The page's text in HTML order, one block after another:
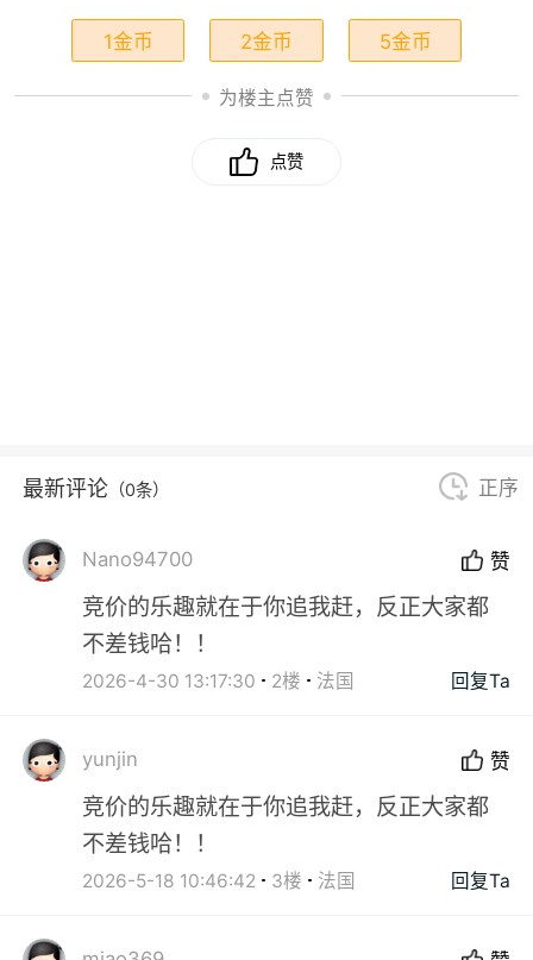
1金币 2金币 5金币
为楼主点赞
点赞
最新评论 （0条） 正序
Nano94700 赞
竞价的乐趣就在于你追我赶，反正大家都
不差钱哈！！
2026-4-30 13:17:30 2楼 法国 回复Ta
yunjin 赞
竞价的乐趣就在于你追我赶，反正大家都
不差钱哈！！
2026-5-18 10:46:42 3楼 法国 回复Ta